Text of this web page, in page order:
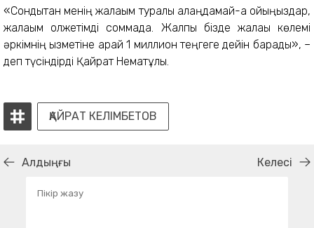
«Сондықтан менің жалақым туралы алаңдамай-ақ қойыңыздар,
жалақым қолжетімді соммада. Жалпы бізде жалақы көлемі
әркімнің қызметіне қарай 1 миллион теңгеге дейін барады», –
деп түсіндірді Қайрат Нематұлы.
ҚАЙРАТ КЕЛІМБЕТОВ
Алдыңғы Келесі